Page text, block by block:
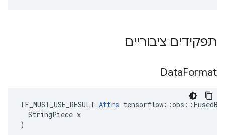
תפקידים ציבוריים
DataFormat
TF_MUST_USE_RESULT Attrs
  StringPiece x
)